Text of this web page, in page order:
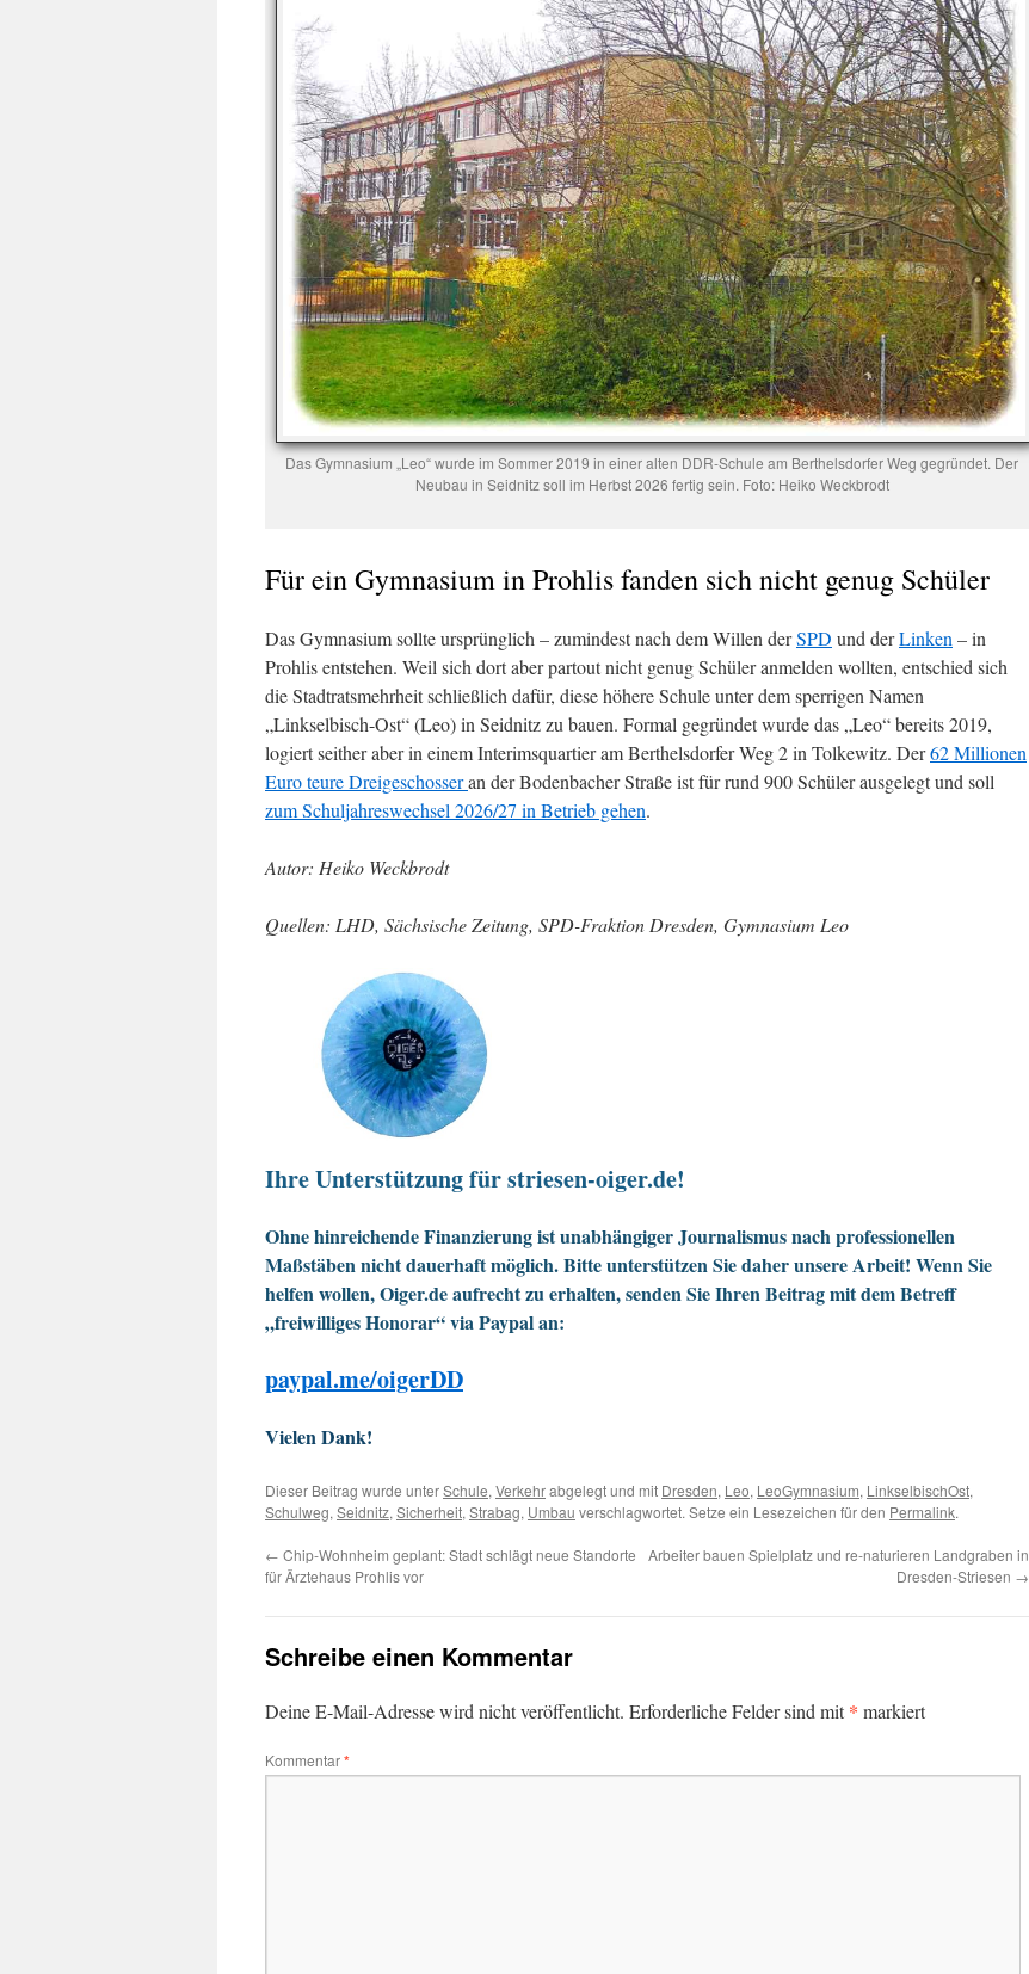
Das Gymnasium „Leo“ wurde im Sommer 2019 in einer alten DDR-Schule am Berthelsdorfer Weg gegründet. Der
Neubau in Seidnitz soll im Herbst 2026 fertig sein. Foto: Heiko Weckbrodt
Für ein Gymnasium in Prohlis fanden sich nicht genug Schüler
Das Gymnasium sollte ursprünglich – zumindest nach dem Willen derSPD und derLinken – in
Prohlis entstehen. Weil sich dort aber partout nicht genug Schüler anmelden wollten, entschied sich
die Stadtratsmehrheit schließlich dafür, diese höhere Schule unter dem sperrigen Namen
„Linkselbisch-Ost“ (Leo) in Seidnitz zu bauen. Formal gegründet wurde das „Leo“ bereits 2019,
logiert seither aber in einem Interimsquartier am Berthelsdorfer Weg 2 in Tolkewitz. Der62 Millionen
Euro teure Dreigeschosseran der Bodenbacher Straße ist für rund 900 Schüler ausgelegt und soll
zum Schuljahreswechsel 2026/27 in Betrieb gehen.
Autor: Heiko Weckbrodt
Quellen: LHD, Sächsische Zeitung, SPD-Fraktion Dresden, Gymnasium Leo
Ihre Unterstützung für striesen-oiger.de!
Ohne hinreichende Finanzierung ist unabhängiger Journalismus nach professionellen
Maßstäben nicht dauerhaft möglich. Bitte unterstützen Sie daher unsere Arbeit! Wenn Sie
helfen wollen, Oiger.de aufrecht zu erhalten, senden Sie Ihren Beitrag mit dem Betreff
„freiwilliges Honorar“ via Paypal an:
paypal.me/oigerDD
Vielen Dank!
Dieser Beitrag wurde unterSchule, Verkehrabgelegt und mit Dresden, Leo, LeoGymnasium, LinkselbischOst,
Schulweg, Seidnitz, Sicherheit, Strabag, Umbau verschlagwortet. Setze ein Lesezeichen für den Permalink.
← Chip-Wohnheim geplant: Stadt schlägt neue Standorte
für Ärztehaus Prohlis vor
Arbeiter bauen Spielplatz und re-naturieren Landgraben in
Dresden-Striesen →
Schreibe einen Kommentar
Deine E-Mail-Adresse wird nicht veröffentlicht. Erforderliche Felder sind mit* markiert
Kommentar*